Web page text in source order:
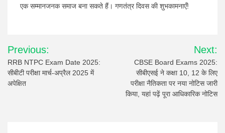
एक सम्मानजनक समाज बना सकते हैं। गणतंत्र दिवस की शुभकामनाएँ!
Post
navigation
Previous:
RRB NTPC Exam Date 2025:
सीबीटी परीक्षा मार्च-अप्रैल 2025 में
अपेक्षित
Next:
CBSE Board Exams 2025:
सीबीएसई ने कक्षा 10, 12 के लिए
परीक्षा नैतिकता पर नया नोटिस जारी
किया, यहां पढ़ें पूरा आधिकारिक नोटिस